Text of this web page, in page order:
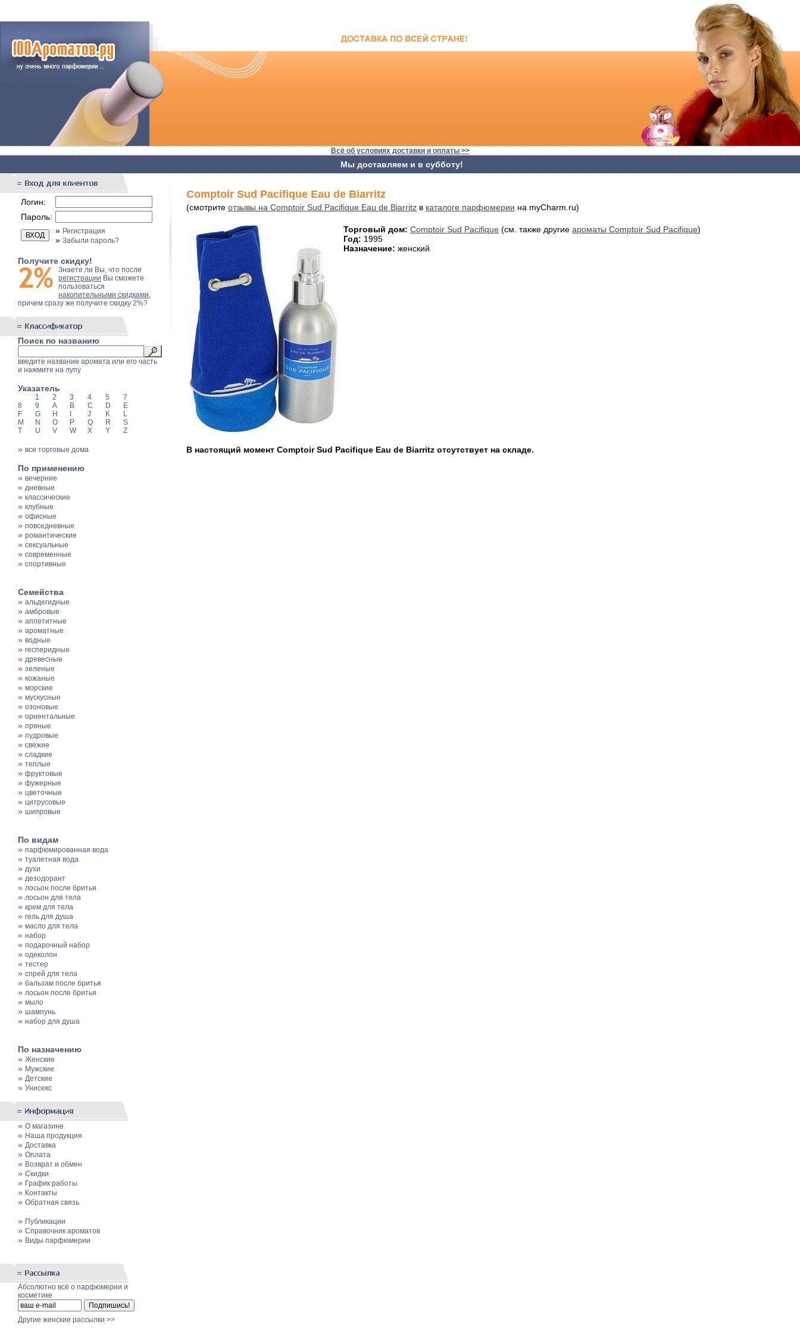
Всё об условиях доставки и оплаты >>
Мы доставляем и в субботу!
Логин:
Пароль:
» Регистрация
» Забыли пароль?
Получите скидку!
Знаете ли Вы, что после
регистрации Вы сможете
пользоваться
накопительными скидками,
причем сразу же получите скидку 2%?
Поиск по названию
введите название аромата или его часть
и нажмите на лупу
Указатель
1 2 3 4 5
7
8
9 A B C D
E
F
G H J K
L
M
N O P Q R
S
T
U V W X Y Z
» все торговые дома
По применению
» вечерние
» дневные
» классические
» клубные
» офисные
» повседневные
» романтические
» сексуальные
» современные
» спортивные
Семейства
» альдегидные
» амбровые
» аппетитные
» ароматные
» водные
» гесперидные
» древесные
» зеленые
» кожаные
» морские
» мускусные
» озоновые
» ориентальные
» пряные
» пудровые
» свежие
» сладкие
» теплые
» фруктовые
» фужерные
» цветочные
» цитрусовые
» шипровые
По видам
» парфюмированная вода
» туалетная вода
» духи
» дезодорант
» лосьон после бритья
» лосьон для тела
» крем для тела
» гель для душа
» масло для тела
» набор
» подарочный набор
» одеколон
» тестер
» спрей для тела
» бальзам после бритья
» лосьон после бритья
» мыло
» шампунь
» набор для душа
По назначению
» Женские
» Мужские
» Детские
» Унисекс
» О магазине
» Наша продукция
» Доставка
» Оплата
» Возврат и обмен
» Скидки
» График работы
» Контакты
» Обратная связь
» Публикации
» Cправочник ароматов
» Виды парфюмерии
Абсолютно всё о парфюмерии и
косметике
Другие женские рассылки >>
Comptoir Sud Pacifique Eau de Biarritz
(смотрите отзывы на Comptoir Sud Pacifique Eau de Biarritz в каталоге парфюмерии на myCharm.ru)
Торговый дом: Comptoir Sud Pacifique (см. также другие ароматы Comptoir Sud Pacifique)
Год: 1995
Назначение: женский
В настоящий момент Comptoir Sud Pacifique Eau de Biarritz отсутствует на складе.